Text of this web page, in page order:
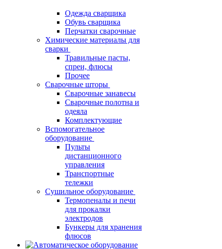
Одежда сварщика
Обувь сварщика
Перчатки сварочные
Химические материалы для
сварки
Травильные пасты,
спреи, флюсы
Прочее
Сварочные шторы
Сварочные занавесы
Сварочные полотна и
одеяла
Комплектующие
Вспомогательное
оборудование
Пульты
дистанционного
управления
Транспортные
тележки
Сушильное оборудование
Термопеналы и печи
для прокалки
электродов
Бункеры для хранения
флюсов